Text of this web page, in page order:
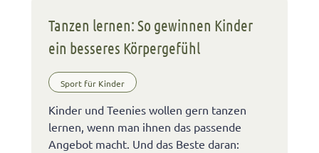
Tanzen lernen: So gewinnen Kinder
ein besseres Körpergefühl
Sport für Kinder
Kinder und Teenies wollen gern tanzen
lernen, wenn man ihnen das passende
Angebot macht. Und das Beste daran: